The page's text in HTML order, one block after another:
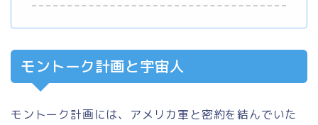
モントーク計画と宇宙人
モントーク計画には、アメリカ軍と密約を結んでいた